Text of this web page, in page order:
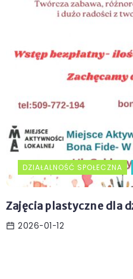
DZIAŁALNOŚĆ SPOŁECZNA
Zajęcia plastyczne dla
2026-01-12